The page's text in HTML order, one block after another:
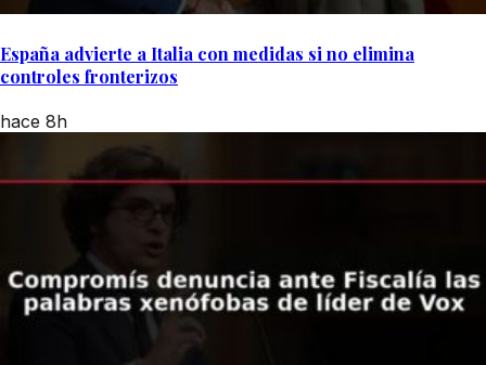
España advierte a Italia con medidas si no elimina
controles fronterizos
hace 8h